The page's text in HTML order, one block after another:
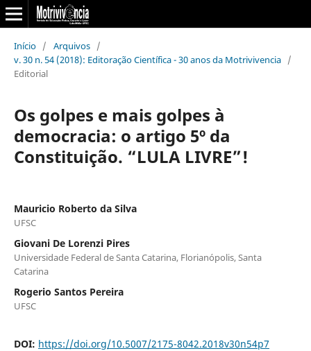
Início / Arquivos /
v. 30 n. 54 (2018): Editoração Científica - 30 anos da Motrivivencia /
Editorial
Os golpes e mais golpes à
democracia: o artigo 5º da
Constituição. “LULA LIVRE”!
Mauricio Roberto da Silva
UFSC
Giovani De Lorenzi Pires
Universidade Federal de Santa Catarina, Florianópolis, Santa
Catarina
Rogerio Santos Pereira
UFSC
DOI: https://doi.org/10.5007/2175-8042.2018v30n54p7